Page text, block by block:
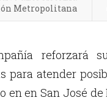
Metropolitana
reforzará
para atender
en en San José